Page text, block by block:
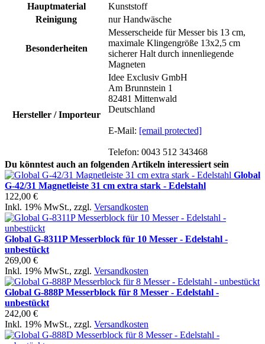
Hauptmaterial
Kunststoff
Reinigung
nur Handwäsche
Besonderheiten
Messerscheide für Messer bis 13 cm,
maximale Klingengröße 13x2,5 cm
sicherer Halt durch innenliegende
Magneten
Hersteller / Importeur
Idee Exclusiv GmbH
Am Brunnstein 1
82481 Mittenwald
Deutschland
E-Mail: [email protected]
Telefon: 0043 512 343468
Du könntest auch an folgenden Artikeln interessiert sein
Global
G-42/31 Magnetleiste 31 cm extra stark - Edelstahl
122,00 €
Inkl. 19% MwSt., zzgl. Versandkosten
Global G-8311P Messerblock für 10 Messer - Edelstahl -
unbestückt
269,00 €
Inkl. 19% MwSt., zzgl. Versandkosten
Global G-888P Messerblock für 8 Messer - Edelstahl -
unbestückt
242,00 €
Inkl. 19% MwSt., zzgl. Versandkosten